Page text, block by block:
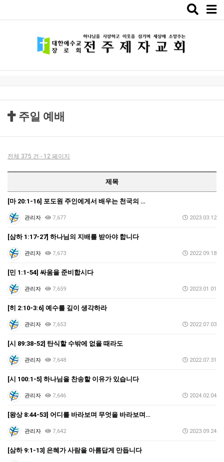
Toggle
주일 예배
전체 375 건 - 12 페이지
제목
[마 20:1-16] 포도원 주인에게서 배우는 천국의 …
관리자 7,677 2023.03.12
[삼하 1:17-27] 하나님의 지배를 받아야 합니다
관리자 7,673 2022.09.18
[민 1:1-54] 싸움을 준비합시다
관리자 7,659 2023.01.01
[히 2:10-3:6] 예수를 깊이 생각하라
관리자 7,653 2022.07.03
[시 89:38-52] 탄식할 수밖에 없을 때라도
관리자 7,648 2022.07.31
[시 100:1-5] 하나님을 찬송할 이유가 있습니다
관리자 7,646 2024.02.04
[왕상 8:44-53] 어디를 바라보며 무엇을 바라보며…
관리자 7,642 2023.09.24
[삼하 9:1-13] 은혜가 사람을 아름답게 만듭니다